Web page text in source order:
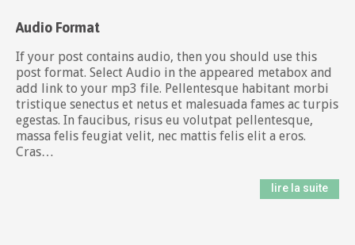
Audio Format
If your post contains audio, then you should use this
post format. Select Audio in the appeared metabox and
add link to your mp3 file. Pellentesque habitant morbi
tristique senectus et netus et malesuada fames ac turpis
egestas. In faucibus, risus eu volutpat pellentesque,
massa felis feugiat velit, nec mattis felis elit a eros.
Cras…
lire la suite